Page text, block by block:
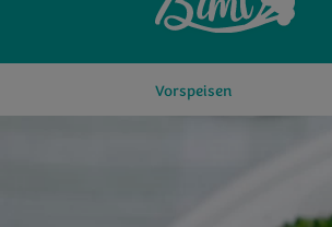
Vorspeisen